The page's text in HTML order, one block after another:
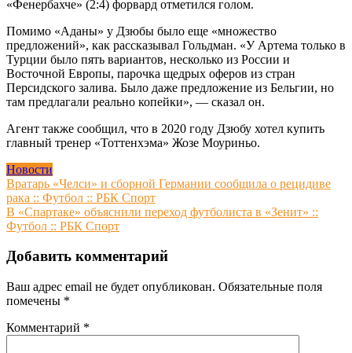
«Фенербахче» (2:4) форвард отметился голом.
Помимо «Аданы» у Дзюбы было еще «множество
предложений», как рассказывал Гольдман. «У Артема только в
Турции было пять вариантов, несколько из России и
Восточной Европы, парочка щедрых оферов из стран
Персидского залива. Было даже предложение из Бельгии, но
там предлагали реально копейки», — сказал он.
Агент также сообщил, что в 2020 году Дзюбу хотел купить
главный тренер «Тоттенхэма» Жозе Моуриньо.
Новости
Навигация
по
записям
Вратарь «Челси» и сборной Германии сообщила о рецидиве
рака :: Футбол :: РБК Спорт
В «Спартаке» объяснили переход футболиста в «Зенит» ::
Футбол :: РБК Спорт
Добавить комментарий
Ваш адрес email не будет опубликован. Обязательные поля
помечены *
Комментарий *